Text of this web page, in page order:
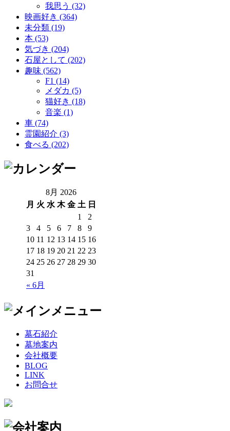
我思う (32)
映画好き (364)
未分類 (19)
本 (53)
気づき (204)
石屋として (202)
趣味 (562)
F1 (14)
メダカ (5)
猫好き (18)
音楽 (1)
車 (74)
霊園紹介 (3)
食べる (202)
8月 2026
月 火 水 木 金 土 日
« 6月
1
2
3
4 5 6 7 8
9
10 11 12 13 14 15 16
17 18 19 20 21 22 23
24 25 26 27 28 29 30
31
墓石紹介
墓地案内
会社概要
BLOG
LINK
お問合せ